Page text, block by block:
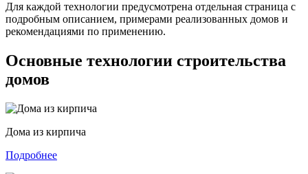
Для каждой технологии предусмотрена отдельная страница с
подробным описанием, примерами реализованных домов и
рекомендациями по применению.
Основные технологии строительства
домов
Дома из кирпича
Подробнее